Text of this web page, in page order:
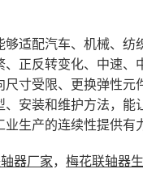
适配汽车、机械、
正反转变化、中速
寸受限、更换弹性
安装和维护方法，能
生产的连续性提供有
器厂家， 梅花联轴器